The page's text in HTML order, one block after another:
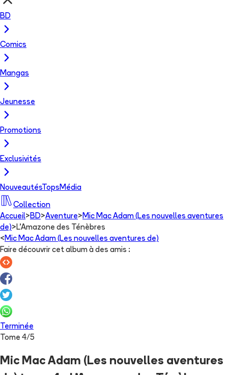
BD
Comics
Mangas
Jeunesse
Promotions
Exclusivités
NouveautésTops Média
Collection
Accueil> BD>Aventure> Mic Mac Adam (Les nouvelles aventures
de)> L'Amazone des Ténèbres
< Mic Mac Adam (Les nouvelles aventures de)
Faire découvrir cet album à des amis :
Terminée
Tome 4/5
Mic Mac Adam (Les nouvelles aventures